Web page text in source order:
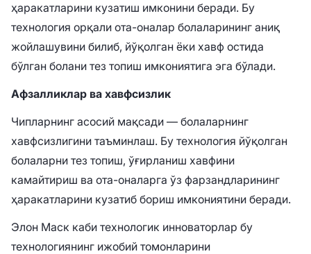
ҳаракатларини кузатиш имконини беради. Бу
технология орқали ота-оналар болаларининг аниқ
жойлашувини билиб, йўқолган ёки хавф остида
бўлган болани тез топиш имкониятига эга бўлади.
Афзалликлар ва хавфсизлик
Чипларнинг асосий мақсади — болаларнинг
хавфсизлигини таъминлаш. Бу технология йўқолган
болаларни тез топиш, ўғирланиш хавфини
камайтириш ва ота-оналарга ўз фарзандларининг
ҳаракатларини кузатиб бориш имкониятини беради.
Элон Маск каби технологик инноваторлар бу
технологиянинг ижобий томонларини